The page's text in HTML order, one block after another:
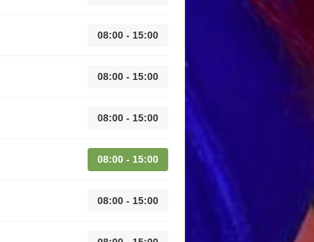
08:00 - 15:00
08:00 - 15:00
08:00 - 15:00
08:00 - 15:00
08:00 - 15:00